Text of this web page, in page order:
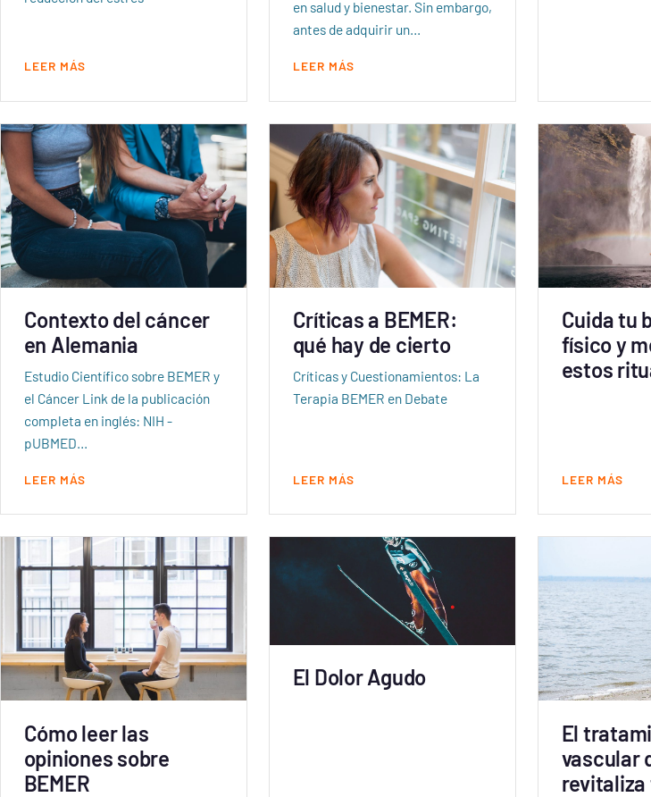
LEER MÁS
en salud y bienestar. Sin embargo,
antes de adquirir un…
LEER MÁS
Contexto del cáncer
en Alemania
Estudio Científico sobre BEMER y
el Cáncer Link de la publicación
completa en inglés: NIH -
pUBMED…
LEER MÁS
Críticas a BEMER:
qué hay de cierto
Críticas y Cuestionamientos: La
Terapia BEMER en Debate
LEER MÁS
Cuida tu
físico y
estos
LEER MÁS
Cómo leer las
opiniones sobre
BEMER
El Dolor Agudo
El
vascular
revitaliza